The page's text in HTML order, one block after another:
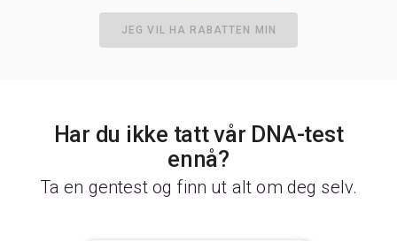
JEG VIL HA RABATTEN MIN
Har du ikke tatt vår DNA-test
ennå?
Ta en gentest og finn ut alt om deg selv.